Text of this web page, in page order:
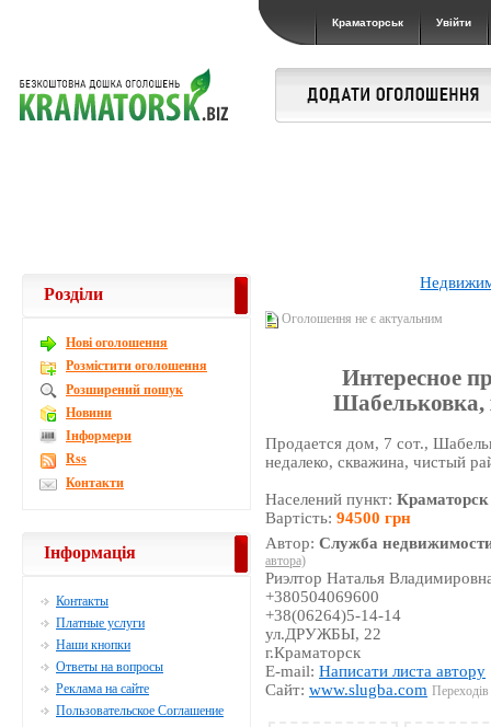
Краматорськ Увійти
Оголошення не є актуальним
Интересное
Шабельковка,
Продается дом, 7 сот.,
недалеко, скважина, чистый
Населений пункт:Краматорск
Вартість:94500 грн
Автор:Служба
автора)
Риэлтор Наталья
+380504069600
+38(06264)5-14-14
ул.ДРУЖБЫ, 22
г.Краматорск
E-mail:Написати листа автору
Сайт:www.slugba.com
Розділи
Новi оголошення
Розмістити оголошення
Розширений пошук
Новини
Інформери
Rss
Контакти
Інформація
Контакты
Платные услуги
Наши кнопки
Ответы на вопросы
Реклама на сайте
Пользовательское Соглашение